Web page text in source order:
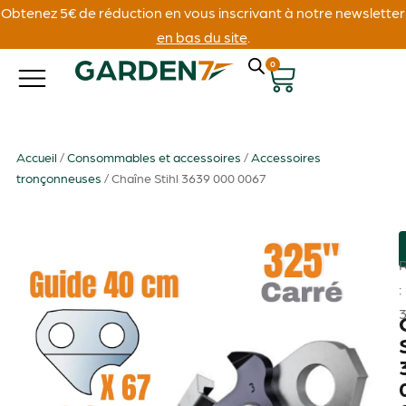
Obtenez 5€ de réduction en vous inscrivant à notre newsletter
en bas du site.
0
Accueil /Consommables et accessoires / Accessoires
tronçonneuses / Chaîne Stihl 3639 000 0067
: